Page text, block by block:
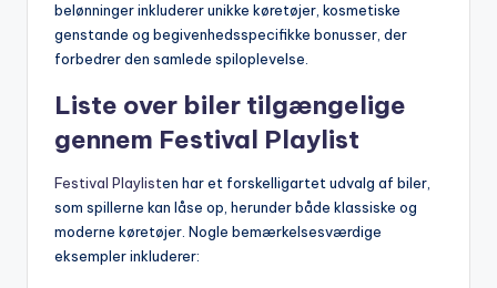
belønninger inkluderer unikke køretøjer, kosmetiske
genstande og begivenhedsspecifikke bonusser, der
forbedrer den samlede spiloplevelse.
Liste over biler tilgængelige
gennem Festival Playlist
Festival Playlisten har et forskelligartet udvalg af biler,
som spillerne kan låse op, herunder både klassiske og
moderne køretøjer. Nogle bemærkelsesværdige
eksempler inkluderer: